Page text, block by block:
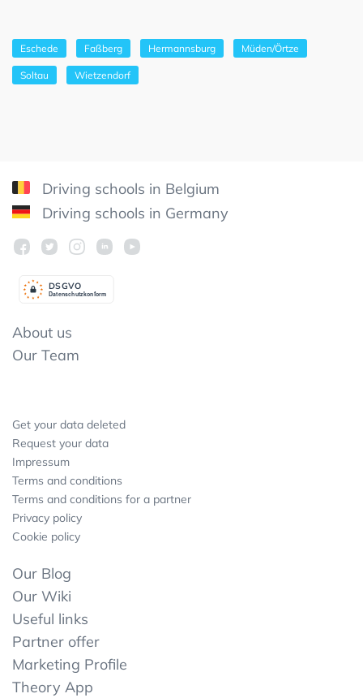
Eschede Faßberg Hermannsburg Müden/Örtze
Soltau Wietzendorf
Driving schools in Belgium
Driving schools in Germany
Datenschutzkonform
DSGVO
About us
Our Team
Get your data deleted
Request your data
Impressum
Terms and conditions
Terms and conditions for a partner
Privacy policy
Cookie policy
Our Blog
Our Wiki
Useful links
Partner offer
Marketing Profile
Theory App